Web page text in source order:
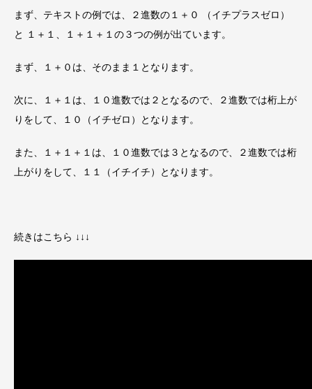
まず、テキストの例では、２進数の１＋０ （イチプラスゼロ）
と １＋１、１＋１＋１の３つの例が出ています。
まず、 １＋０は、そのまま１ となります。
次に、
１＋１は、１０進数では２となるので、２進数では桁上が
りをして、１０（イチゼロ）
となります。
また、
１＋１＋１は、１０進数では３となるので、２進数では桁
上がりをして、１１（イチイチ）
となります。
続きはこちら ↓↓↓